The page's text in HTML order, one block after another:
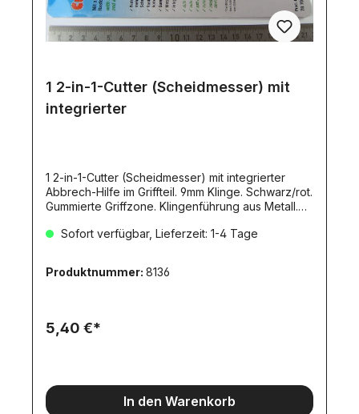
1 2-in-1-Cutter (Scheidmesser) mit
integrierter
1 2-in-1-Cutter (Scheidmesser) mit integrierter
Abbrech-Hilfe im Griffteil. 9mm Klinge. Schwarz/rot.
Gummierte Griffzone. Klingenführung aus Metall.
Klingenrückzugergonomisch geformter
geeignet!
Sofort verfügbar, Lieferzeit: 1-4 Tage
Produktnummer: 8136
5,40 €*
In den Warenkorb